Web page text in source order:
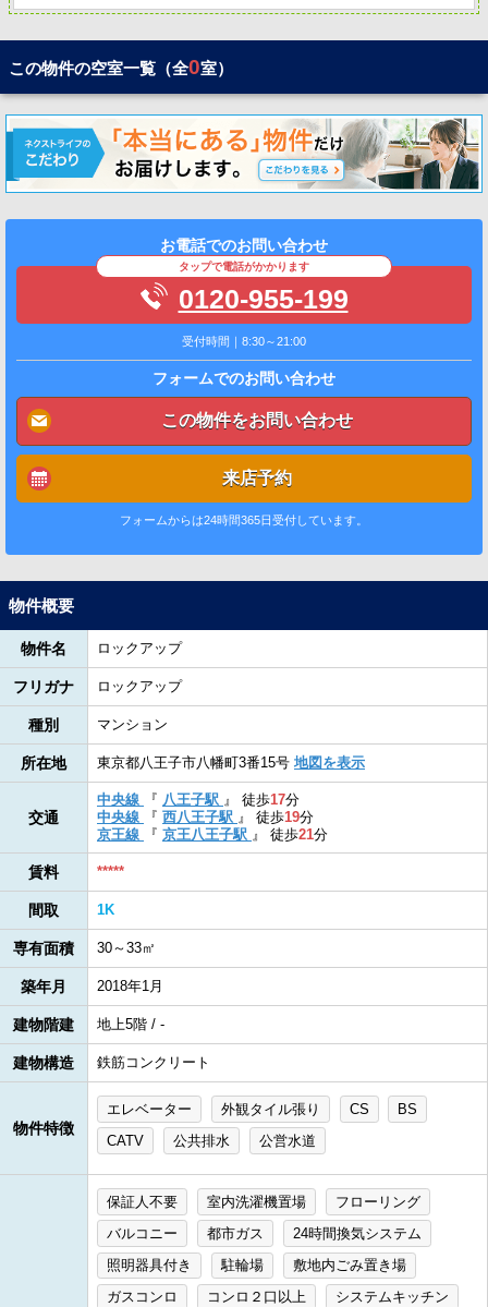
この物件の空室一覧（全0室）
お電話でのお問い合わせ
タップで電話がかかります
0120-955-199
受付時間｜8:30～21:00
フォームでのお問い合わせ
この物件をお問い合わせ
来店予約
フォームからは24時間365日受付しています。
物件概要
物件名 ロックアップ
フリガナ ロックアップ
種別 マンション
所在地 東京都八王子市八幡町3番15号 地図を表示
交通
中央線 『 八王子駅 』 徒歩17分
中央線
『 西八王子駅 』 徒歩19分
京王線
『 京王八王子駅 』 徒歩21分
賃料 *****
間取 1K
専有面積 30～33㎡
築年月 2018年1月
建物階建 地上5階 / -
建物構造 鉄筋コンクリート
物件特徴
エレベーター 外観タイル張り CS
BS
CATV
公共排水 公営水道
保証人不要 室内洗濯機置場
フローリング
バルコニー
都市ガス
24時間換気システム
照明器具付き
駐輪場
敷地内ごみ置き場
ガスコンロ
コンロ２口以上
システムキッチン